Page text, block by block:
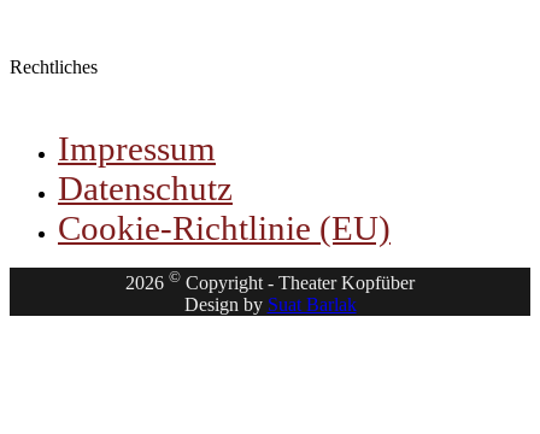
Rechtliches
Impressum
Datenschutz
Cookie-Richtlinie (EU)
2026 © Copyright - Theater Kopfüber
Design by Suat Barlak